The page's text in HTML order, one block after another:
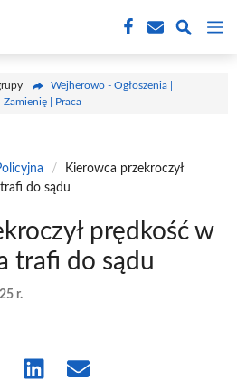
Wejherowo - Ogłoszenia |
| Praca
/
Kierowca przekroczył
do sądu
prędkość w
trafi do sądu
r.
Share Share